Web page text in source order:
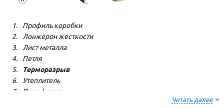
Профиль коробки
Лонжерон жесткости
Лист металла
Петля
Терморазрыв
Утеплитель
Пенофлекс
Читать далее